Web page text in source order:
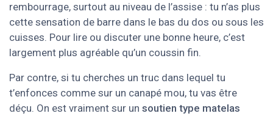
rembourrage, surtout au niveau de l’assise : tu n’as plus
cette sensation de barre dans le bas du dos ou sous les
cuisses. Pour lire ou discuter une bonne heure, c’est
largement plus agréable qu’un coussin fin.
Par contre, si tu cherches un truc dans lequel tu
t’enfonces comme sur un canapé mou, tu vas être
déçu. On est vraiment sur un soutien type matelas